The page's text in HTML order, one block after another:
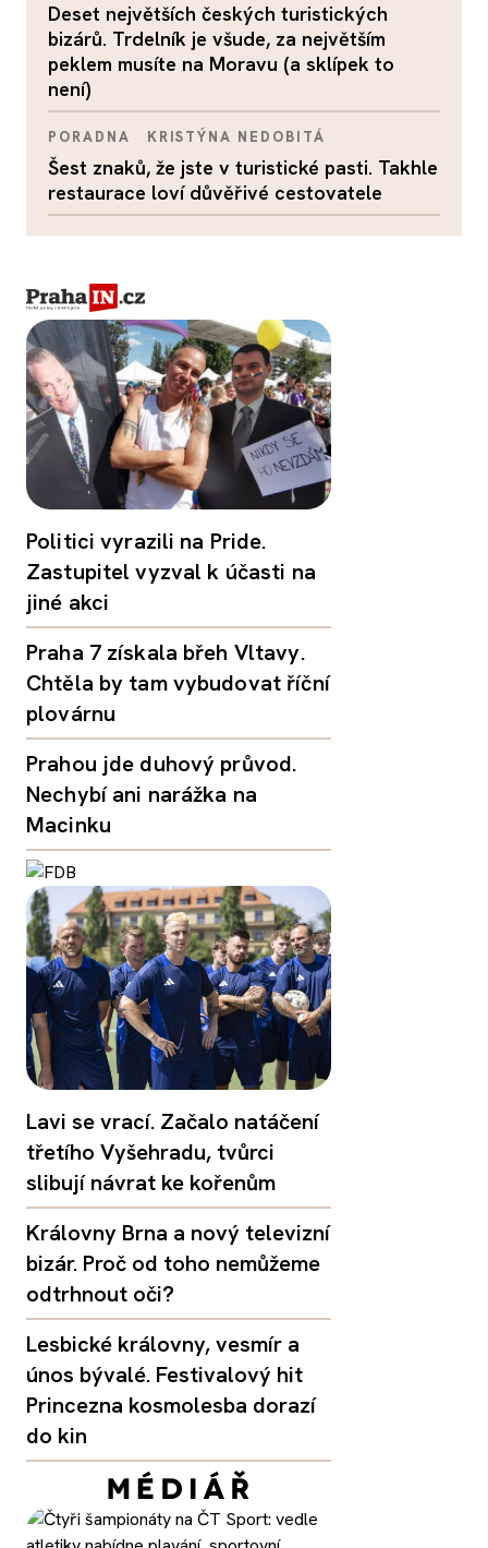
Deset největších českých turistických
bizárů. Trdelník je všude, za největším
peklem musíte na Moravu (a sklípek to
není)
PORADNA KRISTÝNA NEDOBITÁ
Šest znaků, že jste v turistické pasti. Takhle
restaurace loví důvěřivé cestovatele
Politici vyrazili na Pride.
Zastupitel vyzval k účasti na
jiné akci
Praha 7 získala břeh Vltavy.
Chtěla by tam vybudovat říční
plovárnu
Prahou jde duhový průvod.
Nechybí ani narážka na
Macinku
Lavi se vrací. Začalo natáčení
třetího Vyšehradu, tvůrci
slibují návrat ke kořenům
Královny Brna a nový televizní
bizár. Proč od toho nemůžeme
odtrhnout oči?
Lesbické královny, vesmír a
únos bývalé. Festivalový hit
Princezna kosmolesba dorazí
do kin